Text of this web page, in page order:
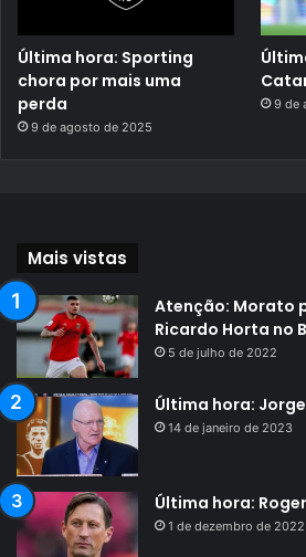
Última hora: Sporting
chora por mais uma
perda
9 de agosto de 2025
9 de
Mais vistas
Atenção: Morato
Ricardo Horta no
5 de julho de 2022
Última hora:
14 de janeiro de 2023
Última hora:
1 de dezembro de 2022